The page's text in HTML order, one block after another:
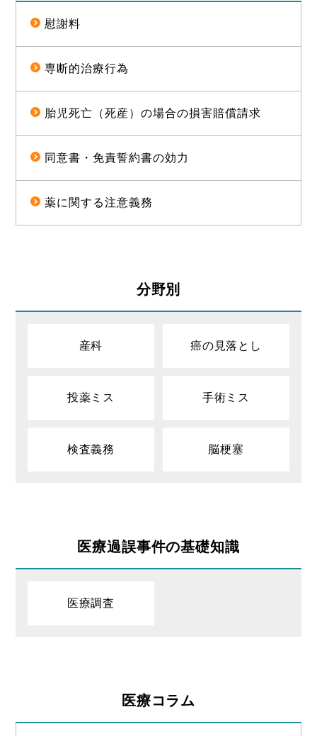
慰謝料
専断的治療行為
胎児死亡（死産）の場合の損害賠償請求
同意書・免責誓約書の効力
薬に関する注意義務
分野別
産科 癌の見落とし
投薬ミス 手術ミス
検査義務 脳梗塞
医療過誤事件の基礎知識
医療調査
医療コラム